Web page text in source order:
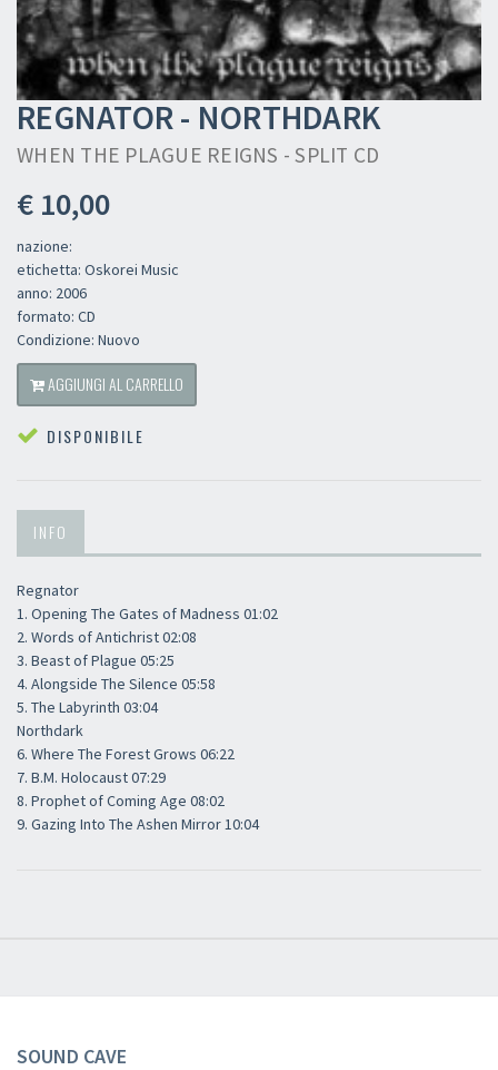
REGNATOR - NORTHDARK
WHEN THE PLAGUE REIGNS - SPLIT CD
€ 10,00
nazione:
etichetta: Oskorei Music
anno: 2006
formato: CD
Condizione: Nuovo
AGGIUNGI AL CARRELLO
DISPONIBILE
INFO
Regnator
1. Opening The Gates of Madness 01:02
2. Words of Antichrist 02:08
3. Beast of Plague 05:25
4. Alongside The Silence 05:58
5. The Labyrinth 03:04
Northdark
6. Where The Forest Grows 06:22
7. B.M. Holocaust 07:29
8. Prophet of Coming Age 08:02
9. Gazing Into The Ashen Mirror 10:04
SOUND CAVE